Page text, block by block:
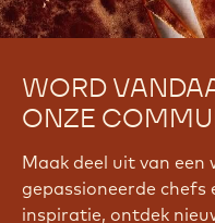
WORD
ONZE
Maak deel uit van
gepassioneerde chefs
inspiratie, ontdek